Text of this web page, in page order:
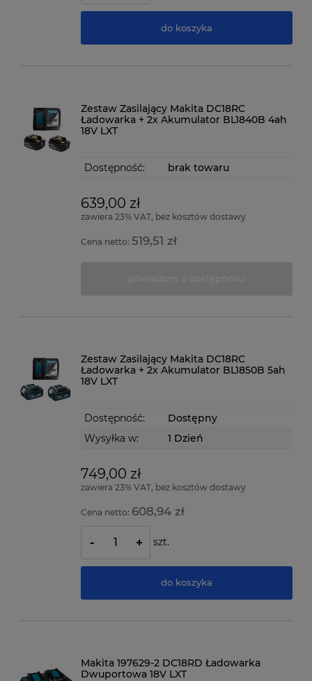
do koszyka
Zestaw Zasilający Makita DC18RC
Ładowarka + 2x Akumulator BL1840B 4ah
18V LXT
Dostępność: brak towaru
639,00 zł
zawiera 23% VAT, bez kosztów dostawy
Cena netto:519,51 zł
Zestaw Zasilający Makita DC18RC
Ładowarka + 2x Akumulator BL1850B 5ah
18V LXT
Dostępność:
Dostępny
Wysyłka w:
1 Dzień
749,00 zł
zawiera 23% VAT, bez kosztów dostawy
Cena netto: 608,94 zł
- + szt.
do koszyka
Makita 197629-2 DC18RD Ładowarka
Dwuportowa 18V LXT